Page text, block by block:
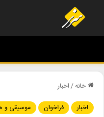
خانه/اخبار
اخبار
فراخوان موسیقی و